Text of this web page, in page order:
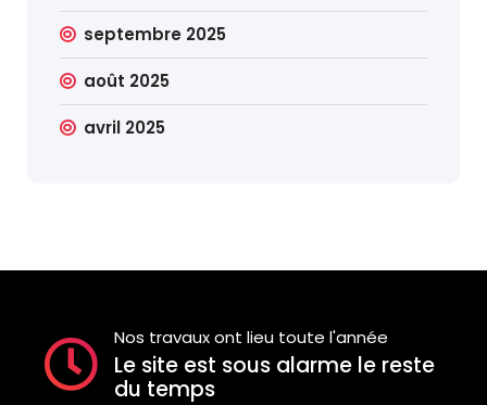
septembre 2025
août 2025
avril 2025
Nos travaux ont lieu toute l'année
Le site est sous alarme le reste
du temps